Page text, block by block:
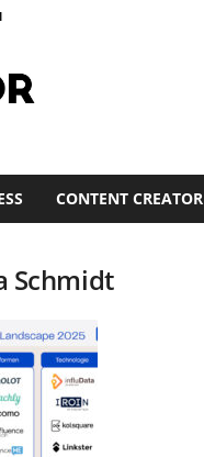
CONTENT CREATOR
Schmidt